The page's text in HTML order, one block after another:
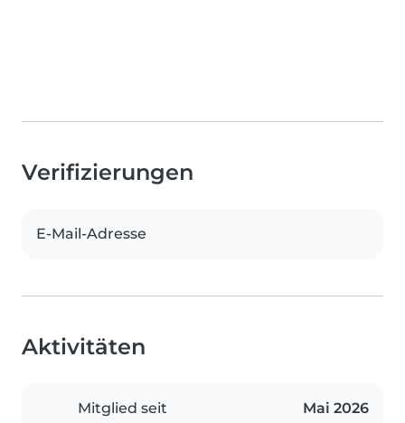
Verifizierungen
E-Mail-Adresse
Aktivitäten
Mitglied seit Mai 2026